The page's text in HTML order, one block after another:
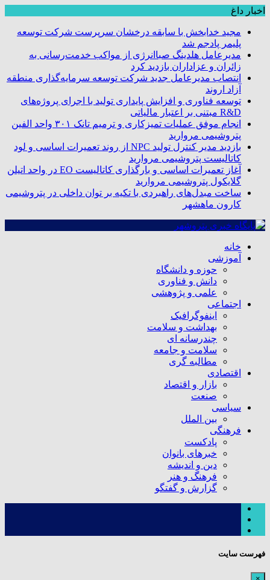
اخبار داغ
مجید خدابخش با سابقه درخشان سرپرست شرکت توسعه
پلیمر پادجم شد
مدیرعامل هلدینگ صباانرژی از مواکب خدمت‌رسانی به
زائران و عزاداران بازدید کرد
انتصاب مدیرعامل جدید شرکت توسعه سرمایه‌گذاری منطقه
آزاد اروند
توسعه فناوری و افزایش پایداری تولید با اجرای پروژه‌های
R&D مبتنی بر اعتبار مالیاتی
انجام موفق عملیات تمیزکاری و ترمیم تانک ۳۰۱ واحد الفین
پتروشیمی مروارید
بازدید مدیر کنترل تولید NPC از روند تعمیرات اساسی و لود
کاتالیست پتروشیمی مروارید
آغاز تعمیرات اساسی و بارگذاری کاتالیست EO در واحد اتیلن
گلایکول پتروشیمی مروارید
ساخت مبدل‌های راهبردی با تکیه بر توان داخلی در پتروشیمی
کارون ماهشهر
خانه
آموزشی
حوزه و دانشگاه
دانش و فناوری
علمی و پژوهشی
اجتماعی
اینفوگرافیک
بهداشت و سلامت
چندرسانه ای
سلامت و جامعه
مطالبه گری
اقتصادی
بازار و اقتصاد
صنعت
سیاسی
بین الملل
فرهنگی
پادکست
خبرهای بانوان
دین و اندیشه
فرهنگ و هنر
گزارش و گفتگو
فهرست سایت